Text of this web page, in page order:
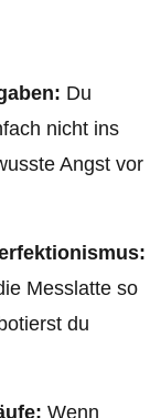
Du
nicht ins
Angst vor
Messlatte so
du
Wenn